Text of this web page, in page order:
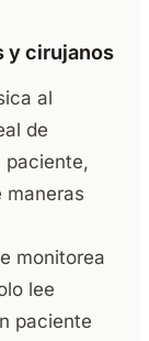
y cirujanos
al
de
paciente,
maneras
monitorea
lee
paciente